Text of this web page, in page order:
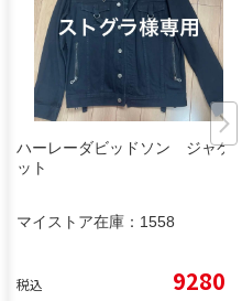
ハーレーダビッドソン ジャケ
ット
マイストア在庫： 1558
税込 9280